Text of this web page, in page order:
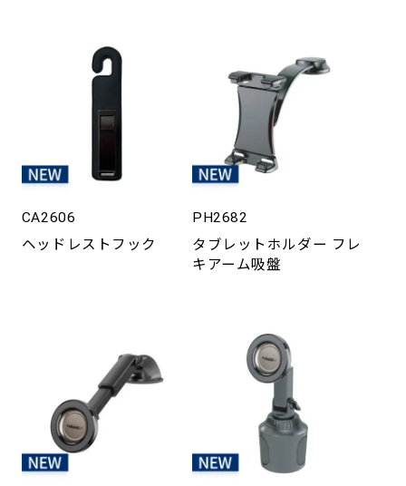
CA2606
ヘッドレストフック
PH2682
タブレットホルダー フレ
キアーム吸盤